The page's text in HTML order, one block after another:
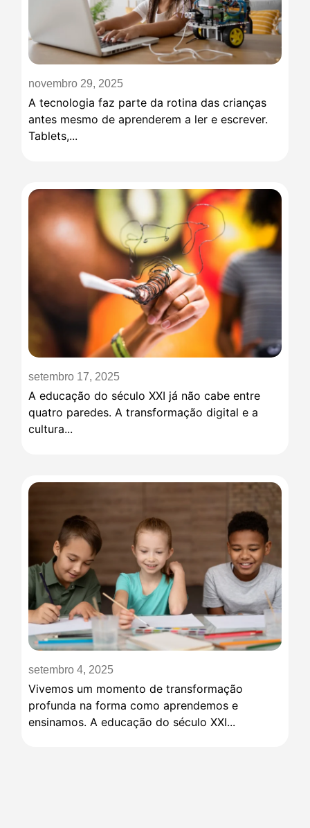
novembro 29, 2025
A tecnologia faz parte da rotina das crianças
antes mesmo de aprenderem a ler e escrever.
Tablets,...
setembro 17, 2025
A educação do século XXI já não cabe entre
quatro paredes. A transformação digital e a
cultura...
setembro 4, 2025
Vivemos um momento de transformação
profunda na forma como aprendemos e
ensinamos. A educação do século XXI...